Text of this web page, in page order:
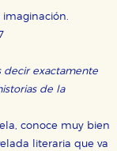
imaginación.
decir exactamente
de la
conoce muy bien
literaria que va